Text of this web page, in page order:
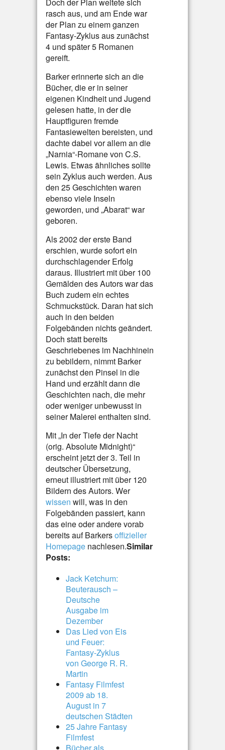
rasch aus, und am Ende war
der Plan zu einem ganzen
Fantasy-Zyklus aus zunächst
4 und später 5 Romanen
gereift.
Barker erinnerte sich an die
Bücher, die er in seiner
eigenen Kindheit und Jugend
gelesen hatte, in der die
Hauptfiguren fremde
Fantasiewelten bereisten, und
dachte dabei vor allem an die
„Narnia“-Romane von C.S.
Lewis. Etwas ähnliches sollte
sein Zyklus auch werden. Aus
den 25 Geschichten waren
ebenso viele Inseln
geworden, und „Abarat“ war
geboren.
Als 2002 der erste Band
erschien, wurde sofort ein
durchschlagender Erfolg
daraus. Illustriert mit über 100
Gemälden des Autors war das
Buch zudem ein echtes
Schmuckstück. Daran hat sich
auch in den beiden
Folgebänden nichts geändert.
Doch statt bereits
Geschriebenes im Nachhinein
zu bebildern, nimmt Barker
zunächst den Pinsel in die
Hand und erzählt dann die
Geschichten nach, die mehr
oder weniger unbewusst in
seiner Malerei enthalten sind.
Mit „In der Tiefe der Nacht
(orig. Absolute Midnight)“
erscheint jetzt der 3. Teil in
deutscher Übersetzung,
erneut illustriert mit über 120
Bildern des Autors. Wer
wissen will, was in den
Folgebänden passiert, kann
das eine oder andere vorab
bereits auf Barkersoffizieller
Homepage nachlesen.Similar
Posts:
Jack Ketchum:
Beuterausch –
Deutsche
Ausgabe im
Dezember
Das Lied von Eis
und Feuer:
Fantasy-Zyklus
von George R. R.
Martin
Fantasy Filmfest
2009 ab 18.
August in 7
deutschen Städten
25 Jahre Fantasy
Filmfest